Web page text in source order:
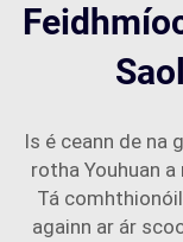
Is é ceann de na
rotha Youhuan
Tá
againn ar ár